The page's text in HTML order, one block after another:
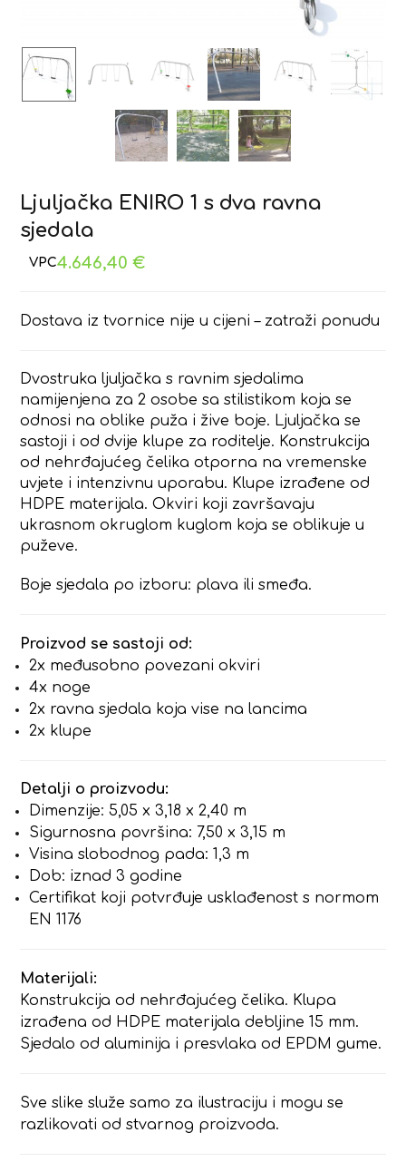
Ljuljačka ENIRO 1 s dva ravna
sjedala
4.646,40€
Dostava iz tvornice nije u cijeni – zatraži ponudu
Dvostruka ljuljačka s ravnim sjedalima
namijenjena za 2 osobe sa stilistikom koja se
odnosi na oblike puža i žive boje. Ljuljačka se
sastoji i od dvije klupe za roditelje. Konstrukcija
od nehrđajućeg čelika otporna na vremenske
uvjete i intenzivnu uporabu. Klupe izrađene od
HDPE materijala. Okviri koji završavaju
ukrasnom okruglom kuglom koja se oblikuje u
puževe.
Boje sjedala po izboru: plava ili smeđa.
Proizvod se sastoji od:
2x međusobno povezani okviri
4x noge
2x ravna sjedala koja vise na lancima
2x klupe
Detalji o proizvodu:
Dimenzije: 5,05 x 3,18 x 2,40 m
Sigurnosna površina: 7,50 x 3,15 m
Visina slobodnog pada: 1,3 m
Dob: iznad 3 godine
Certifikat koji potvrđuje usklađenost s normom
EN 1176
Materijali:
Konstrukcija od nehrđajućeg čelika. Klupa
izrađena od HDPE materijala debljine 15 mm.
Sjedalo od aluminija i presvlaka od EPDM gume.
Sve slike služe samo za ilustraciju i mogu se
razlikovati od stvarnog proizvoda.